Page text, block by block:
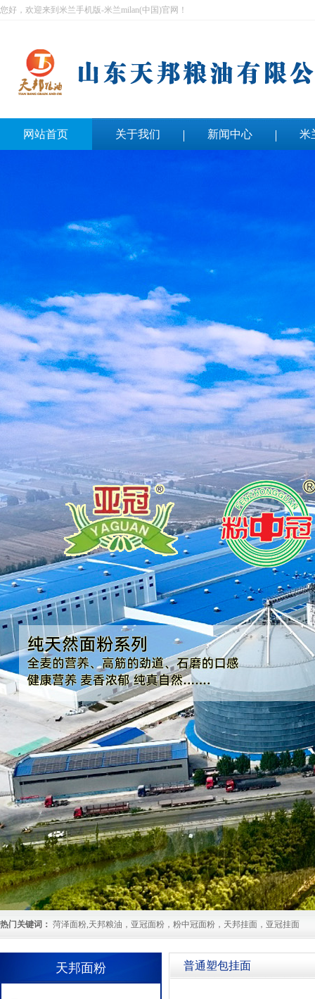
您好，欢迎来到米兰手机版-米兰milan(中国)官网！
网站首页 关于我们 新闻中心 米
热门关键词： 菏泽面粉,天邦粮油，亚冠面粉，粉中冠面粉，天邦挂面，亚冠挂面
天邦面粉 普通塑包挂面